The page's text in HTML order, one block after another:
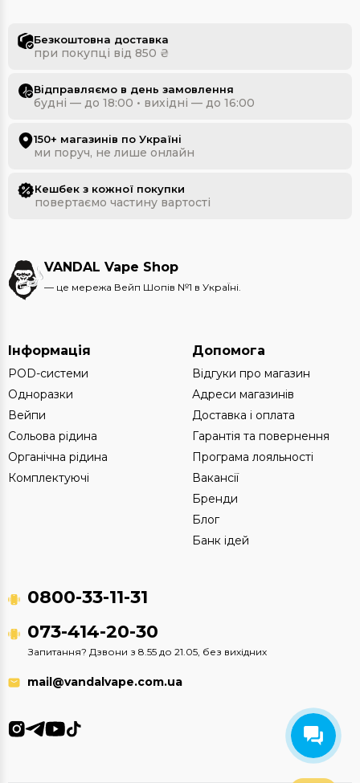
Безкоштовна доставка
при покупці від 850 ₴
Відправляємо в день замовлення
будні — до 18:00 • вихідні — до 16:00
150+ магазинів по Україні
ми поруч, не лише онлайн
Кешбек з кожної покупки
повертаємо частину вартості
VANDAL Vape Shop
— це мережа Вейп Шопів №1 в УкраЇні.
Інформація
POD-системи
Одноразки
Вейпи
Сольова рідина
Органічна рідина
Комплектуючі
Допомога
Відгуки про магазин
Адреси магазинів
Доставка і оплата
Гарантія та повернення
Програма лояльності
Вакансії
Бренди
Блог
Банк ідей
0800-33-11-31
073-414-20-30
Запитання? Дзвони з 8.55 до 21.05, без вихідних
mail@vandalvape.com.ua